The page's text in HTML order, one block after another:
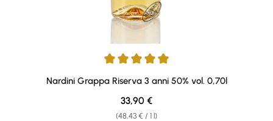
Average rating of 4.92 out of 5 stars
Nardini Grappa Riserva 3 anni 50% vol. 0,70l
(48,43 € / 1 l)
Regular price:
33,90 €